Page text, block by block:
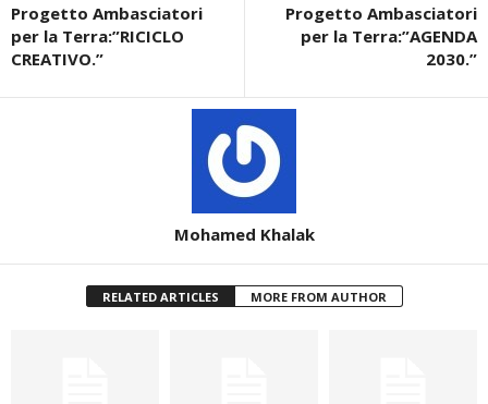
Progetto Ambasciatori
per la Terra:”RICICLO
CREATIVO.”
Progetto Ambasciatori
per la Terra:”AGENDA
2030.”
Mohamed Khalak
RELATED ARTICLES MORE FROM AUTHOR